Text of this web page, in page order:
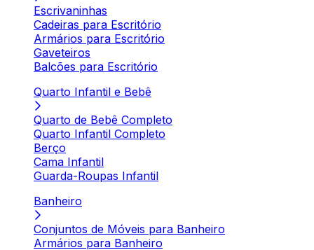
Escrivaninhas
Cadeiras para Escritório
Armários para Escritório
Gaveteiros
Balcões para Escritório
Quarto Infantil e Bebê
Quarto de Bebê Completo
Quarto Infantil Completo
Berço
Cama Infantil
Guarda-Roupas Infantil
Banheiro
Conjuntos de Móveis para Banheiro
Armários para Banheiro